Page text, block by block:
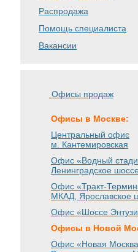
Распродажа
Помощь специалиста
Вакансии
Офисы продаж
Офисы в Москве:
Центральный офис
м. Кантемировская
Офис «Водный
Ленинградское
Офис «Тракт-
МКАД, Ярославское
Офис «Шоссе
Офисы в Новой
Офис «Новая